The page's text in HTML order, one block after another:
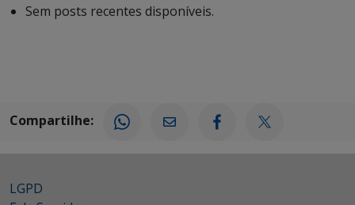
Sem posts recentes disponíveis.
Compartilhe:
LGPD